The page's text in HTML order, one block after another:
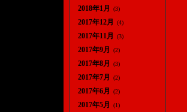
2018年1月 (3)
2017年12月 (4)
2017年11月 (3)
2017年9月 (2)
2017年8月 (3)
2017年7月 (2)
2017年6月 (2)
2017年5月 (1)